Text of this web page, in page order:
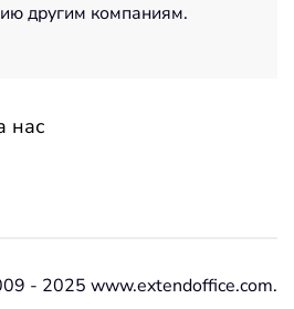
другим компаниям.
нас
- 2025 www.extendoffice.com.